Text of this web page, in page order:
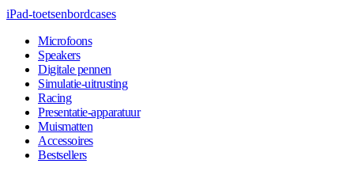
iPad-toetsenbordcases
Microfoons
Speakers
Digitale pennen
Simulatie-uitrusting
Racing
Presentatie-apparatuur
Muismatten
Accessoires
Bestsellers